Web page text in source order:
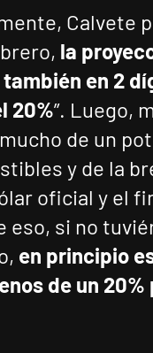
Calvete
la
en 2
20%”. Luego,
de un
y de la
oficial y el
eso, si no
en principio
de un 20%